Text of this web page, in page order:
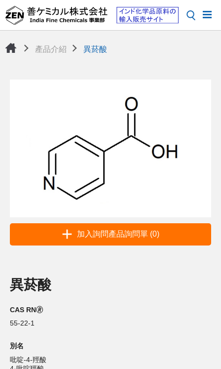
產品介紹 異菸酸
加入詢問產品詢問單 (0)
異菸酸
CAS RN🄬
55-22-1
別名
吡啶-4-羥酸